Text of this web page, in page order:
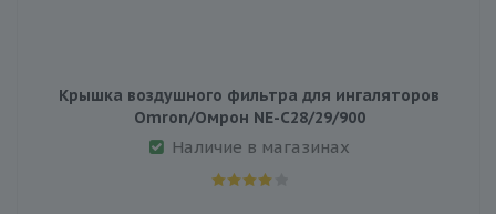
Крышка воздушного фильтра для ингаляторов
Omron/Омрон NE-C28/29/900
Наличие в магазинах